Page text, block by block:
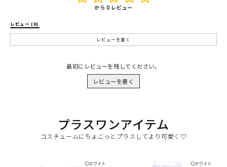
から 0 レビュー
レビュー (0)
レビューを書く
最初にレビューを残してください。
レビューを書く
プラスワンアイテム
コスチュームにちょこっとプラスしてより可愛く♡